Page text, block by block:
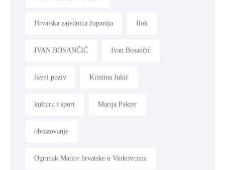
Hrvatska zajednica županija Ilok
IVAN BOSANČIĆ Ivan Bosančić
Javni poziv Kristina Jukić
kulturu i sport Marija Pakter
obrazovanje
Ogranak Matice hrvatske u Vinkovcima